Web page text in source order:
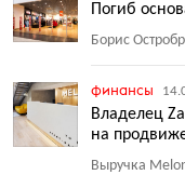
Погиб
Борис
финансы
Владелец
на
Выручка